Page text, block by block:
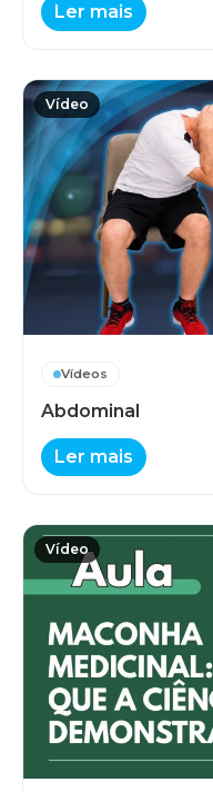
Ler mais
Vídeo
Vídeos
Abdominal
Ler mais
Vídeo